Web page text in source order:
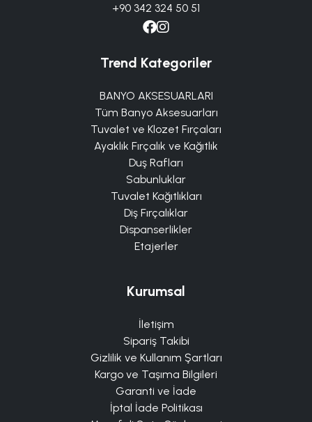
+90 342 324 50 51
Trend Kategoriler
BANYO AKSESUARLARI
Tüm Banyo Aksesuarları
Tuvalet ve Klozet Fırçaları
Ayaklık Fırçalık ve Kağıtlık
Duş Rafları
Sabunluklar
Tuvalet Kağıtlıkları
Diş Fırçalıklar
Dispanserlikler
Etajerler
Kurumsal
İletişim
Sipariş Takibi
Gizlilik ve Kullanım Şartları
Kargo ve Taşıma Bilgileri
Garanti ve İade
İptal İade Politikası